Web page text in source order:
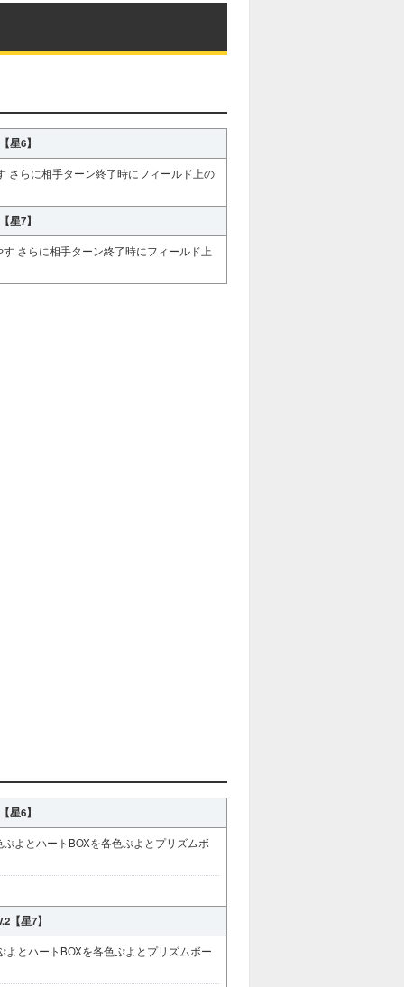
星6】
さらに相手ターン終了時にフィールド上の
星7】
さらに相手ターン終了時にフィールド上
星6】
よとハートBOXを各色ぷよとプリズムボ
【星7】
とハートBOXを各色ぷよとプリズムボー